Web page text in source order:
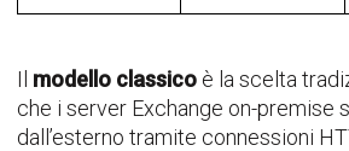
Il modello classicoè la scelta
che i server Exchange on-premise
dall’esterno tramite connessioni